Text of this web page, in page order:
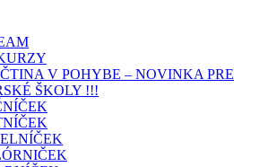
V POHYBE – NOVINKA PRE
ŠKOLY !!!